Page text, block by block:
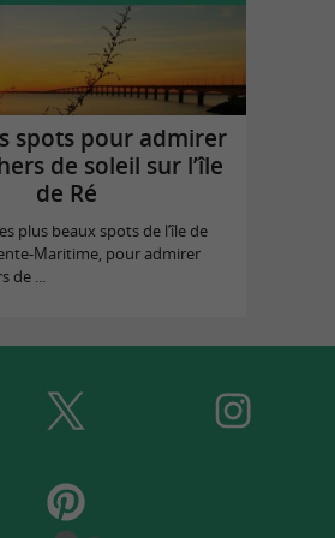
spots pour admirer
de soleil sur l’île
de Ré
plus beaux spots de l’île de
Maritime, pour admirer
de ...